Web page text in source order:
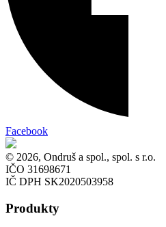
Facebook
© 2026, Ondruš a spol., spol. s r.o.
IČO 31698671
IČ DPH SK2020503958
Produkty